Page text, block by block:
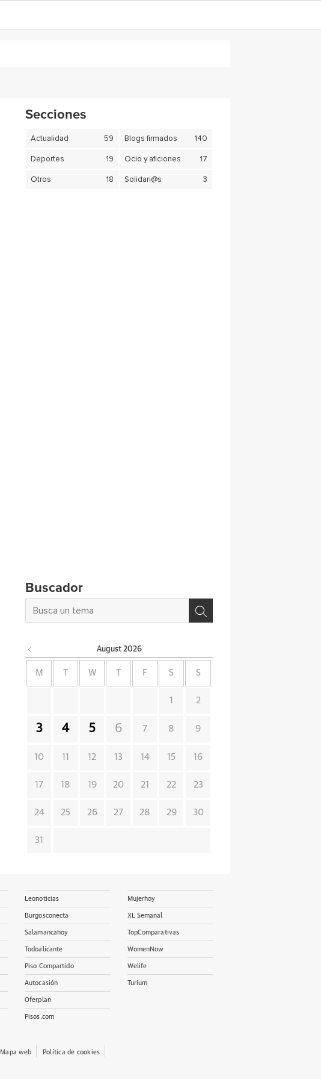
Secciones
Actualidad 59 Blogs firmados 140
Deportes 19 Ocio y aficiones 17
Otros 18 Solidari@s 3
Buscador
August 2026
M W F S S
1 2
3 4 5 6 7 8 9
10 11 12 13 14 15 16
17 18 19 20 21 22 23
24 25 26 27 28 29 30
31
Leonoticias
Burgosconecta
Salamancahoy
Todoalicante
Piso Compartido
Autocasión
Oferplan
Pisos.com
Mujerhoy
XL Semanal
TopComparativas
WomenNow
Welife
Turium
Mapa web Política de cookies